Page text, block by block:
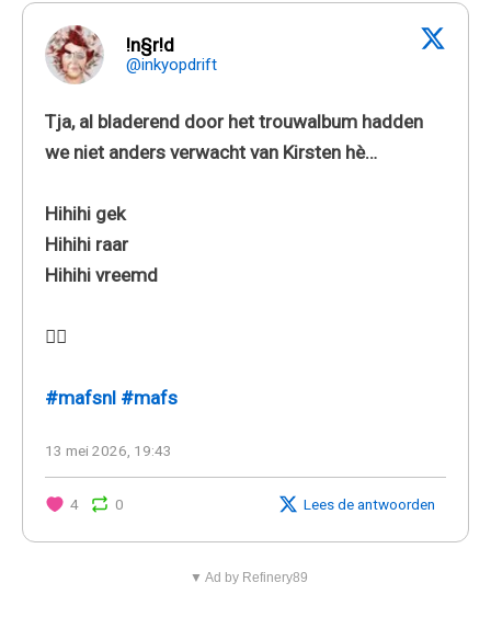
!n§r!d
@inkyopdrift
Tja, al bladerend door het trouwalbum hadden
we niet anders verwacht van Kirsten hè…
Hihihi gek
Hihihi raar
Hihihi vreemd
🤷‍♀️
#mafsnl #mafs
13 mei 2026, 19:43
4 0 Lees de antwoorden
▼ Ad by Refinery89